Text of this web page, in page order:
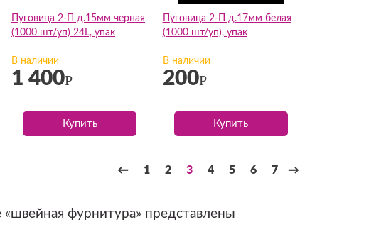
Пуговица 2-П д.15мм черная
(1000 шт/уп) 24L, упак
В наличии
1 400Р
Купить
Пуговица 2-П д.17мм белая
(1000 шт/уп), упак
В наличии
200Р
Купить
← 1 2 3 4 5 6 7 →
фурнитура» представлены